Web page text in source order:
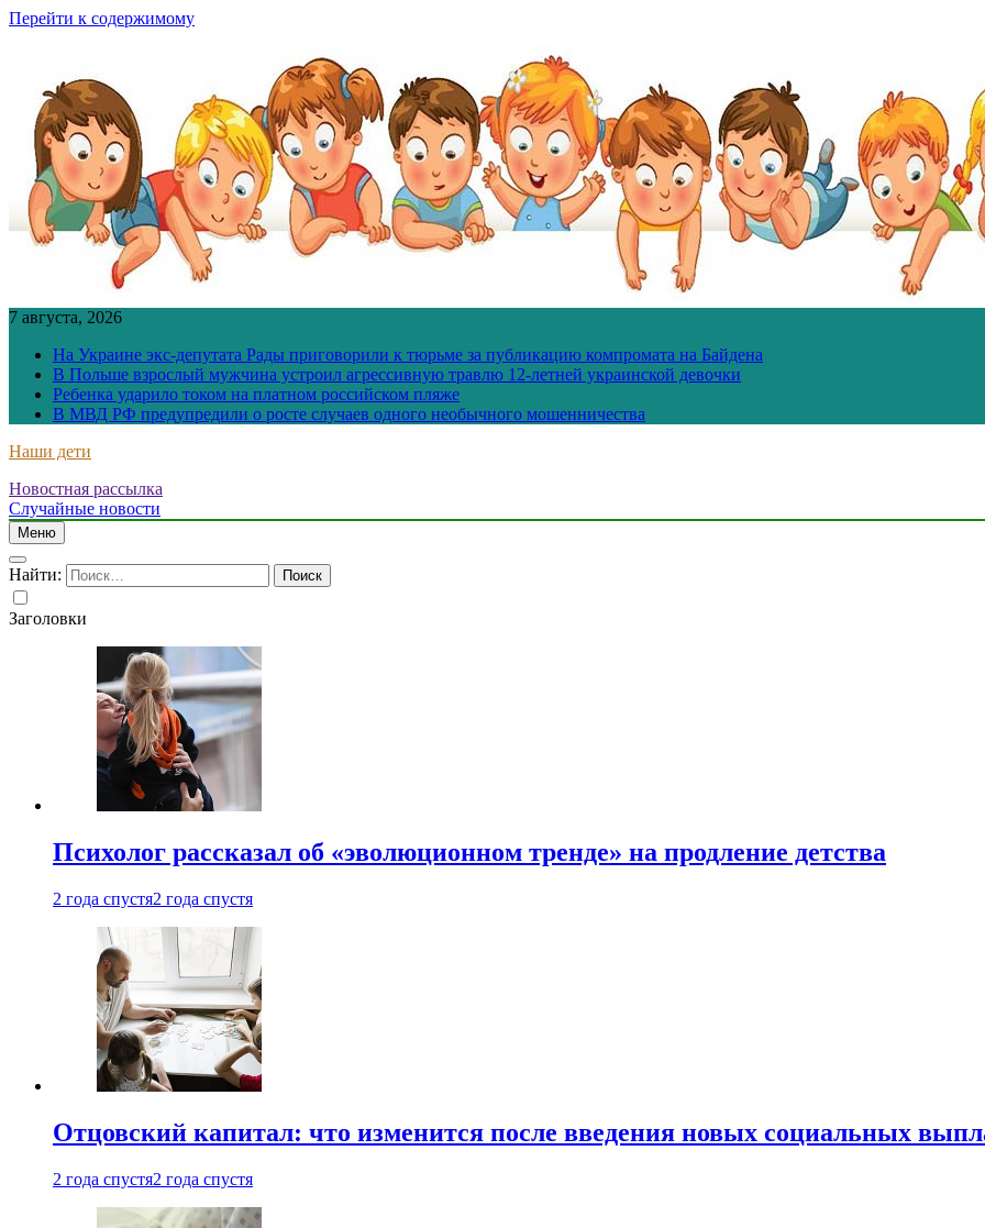
Перейти к содержимому
7 августа, 2026
На Украине экс-депутата Рады приговорили к тюрьме за публикацию компромата на Байдена
В Польше взрослый мужчина устроил агрессивную травлю 12-летней украинской девочки
Ребенка ударило током на платном российском пляже
В МВД РФ предупредили о росте случаев одного необычного мошенничества
Наши дети
Новостная рассылка
Случайные новости
Меню
Найти:
Заголовки
Психолог рассказал об «эволюционном тренде» на продление детства
2 года спустя2 года спустя
Отцовский капитал: что изменится после введения новых социальных
2 года спустя2 года спустя